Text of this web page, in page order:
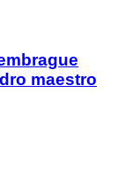
maestro